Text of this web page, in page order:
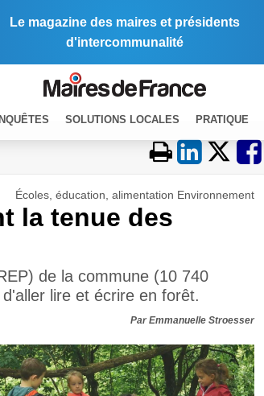
Le magazine des maires et présidents
d'intercommunalité
SOLUTIONS LOCALES PRATIQUE
Écoles, éducation, alimentation Environnement
la tenue des
de la commune (10 740
lire et écrire en forêt.
Par Emmanuelle Stroesser